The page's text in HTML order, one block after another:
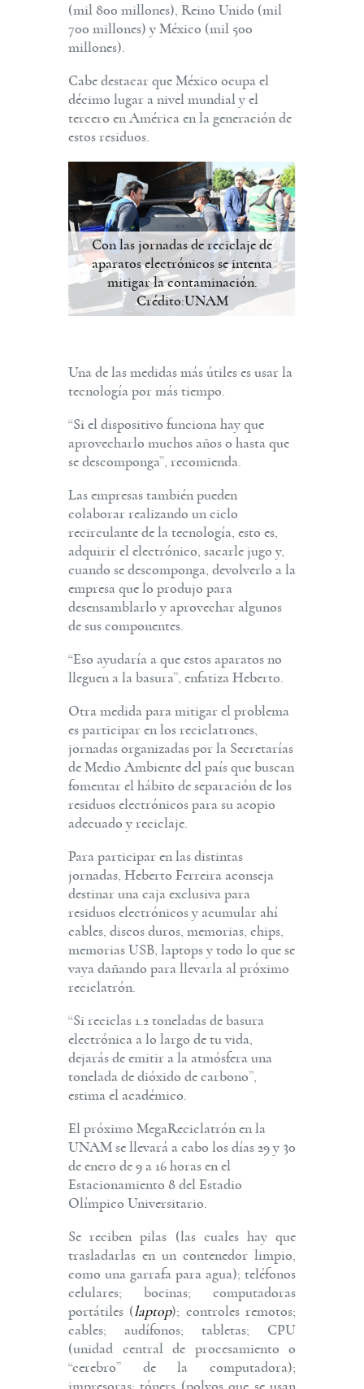
(mil 800 millones), Reino Unido (mil
700 millones) y México (mil 500
millones).
Cabe destacar que México ocupa el
décimo lugar a nivel mundial y el
tercero en América en la generación de
estos residuos.
Con las jornadas de reciclaje de
aparatos electrónicos se intenta
mitigar la contaminación.
Crédito:UNAM
Una de las medidas más útiles es usar la
tecnología por más tiempo.
“Si el dispositivo funciona hay que
aprovecharlo muchos años o hasta que
se descomponga”, recomienda.
Las empresas también pueden
colaborar realizando un ciclo
recirculante de la tecnología, esto es,
adquirir el electrónico, sacarle jugo y,
cuando se descomponga, devolverlo a la
empresa que lo produjo para
desensamblarlo y aprovechar algunos
de sus componentes.
“Eso ayudaría a que estos aparatos no
lleguen a la basura”, enfatiza Heberto.
Otra medida para mitigar el problema
es participar en los reciclatrones,
jornadas organizadas por la Secretarías
de Medio Ambiente del país que buscan
fomentar el hábito de separación de los
residuos electrónicos para su acopio
adecuado y reciclaje.
Para participar en las distintas
jornadas, Heberto Ferreira aconseja
destinar una caja exclusiva para
residuos electrónicos y acumular ahí
cables, discos duros, memorias, chips,
memorias USB, laptops y todo lo que se
vaya dañando para llevarla al próximo
reciclatrón.
“Si reciclas 1.2 toneladas de basura
electrónica a lo largo de tu vida,
dejarás de emitir a la atmósfera una
tonelada de dióxido de carbono”,
estima el académico.
El próximo MegaReciclatrón en la
UNAM se llevará a cabo los días 29 y 30
de enero de 9 a 16 horas en el
Estacionamiento 8 del Estadio
Olímpico Universitario.
Se reciben pilas (las cuales hay que
trasladarlas en un contenedor limpio,
como una garrafa para agua); teléfonos
celulares; bocinas; computadoras
portátiles (laptop); controles remotos;
cables; audífonos; tabletas; CPU
(unidad central de procesamiento o
“cerebro” de la computadora);